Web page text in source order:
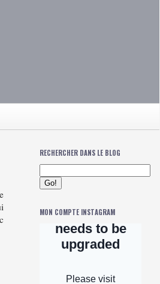
RECHERCHER DANS LE BLOG
MON COMPTE INSTAGRAM